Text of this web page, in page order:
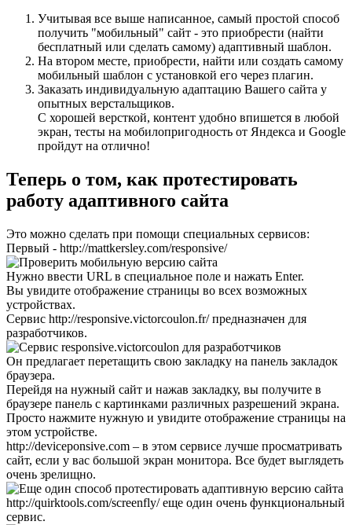
Учитывая все выше написанное, самый простой способ
получить "мобильный" сайт - это приобрести (найти
бесплатный или сделать самому) адаптивный шаблон.
На втором месте, приобрести, найти или создать самому
мобильный шаблон с установкой его через плагин.
Заказать индивидуальную адаптацию Вашего сайта у
опытных верстальщиков.
С хорошей версткой, контент удобно впишется в любой
экран, тесты на мобилопригодность от Яндекса и Google
пройдут на отлично!
Теперь о том, как протестировать
работу адаптивного сайта
Это можно сделать при помощи специальных сервисов:
Первый - http://mattkersley.com/responsive/
Нужно ввести URL в специальное поле и нажать Enter.
Вы увидите отображение страницы во всех возможных
устройствах.
Сервис http://responsive.victorcoulon.fr/предназначен для
разработчиков.
Он предлагает перетащить свою закладку на панель закладок
браузера.
Перейдя на нужный сайт и нажав закладку, вы получите в
браузере панель с картинками различных разрешений экрана.
Просто нажмите нужную и увидите отображение страницы на
этом устройстве.
http://deviceponsive.com – в этом сервисе лучше просматривать
сайт, если у вас большой экран монитора. Все будет выглядеть
очень зрелищно.
http://quirktools.com/screenfly/еще один очень функциональный
сервис.